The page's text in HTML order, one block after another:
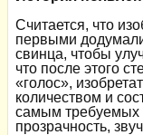
Считается, что
первыми
свинца, чтобы
что после этого
«голос»,
количеством и
самым требуемых
прозрачность,